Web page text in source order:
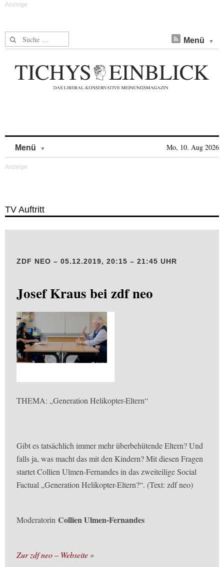
Suche nach: Menü
Menü Mo, 10. Aug 2026
TV Auftritt
ZDF NEO – 05.12.2019, 20:15 – 21:45 UHR
Josef Kraus bei zdf neo
THEMA: „Generation Helikopter-Eltern“
Gibt es tatsächlich immer mehr überbehütende Eltern? Und
falls ja, was macht das mit den Kindern? Mit diesen Fragen
startet Collien Ulmen-Fernandes in das zweiteilige Social
Factual „Generation Helikopter-Eltern?“. (Text: zdf neo)
Moderatorin Collien Ulmen-Fernandes
Zur zdf neo – Webseite